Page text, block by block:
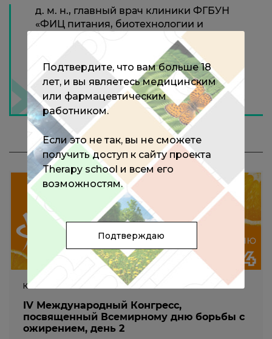
д. м. н., главный врач клиники ФГБУН
«ФИЦ питания, биотехнологии и
безопасности пищи», г. Москва
МЕРОПРИЯТИЯ С ЭКСПЕРТОМ
КОНГРЕСС
IV Международный Конгресс,
посвященный Всемирному дню борьбы с
ожирением, день 2
Подтвердите, что вам больше 18
лет, и вы являетесь медицинским
или фармацевтическим
работником.
Если это не так, вы не сможете
получить доступ к сайту проекта
Therapy school и всем его
возможностям.
Подтверждаю